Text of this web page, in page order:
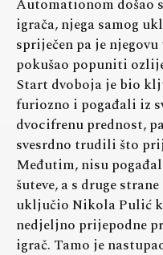
Automationom došao
igrača, njega samog
spriječen pa je
pokušao popuniti
Start dvoboja je bio
furiozno i pogađali iz
dvocifrenu prednost,
svesrdno trudili što
Međutim, nisu
šuteve, a s druge
uključio Nikola Pulić
nedjeljno prijepodne
igrač. Tamo je